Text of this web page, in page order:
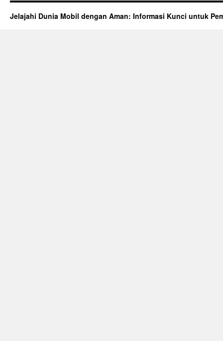
Jelajahi Dunia Mobil dengan Aman: Informasi Kunci untuk